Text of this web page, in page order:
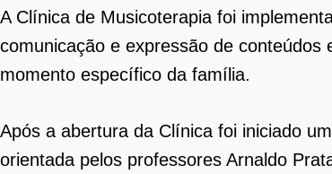
A Clínica de Musicoterapia foi
comunicação e expressão de
momento específico da família.
Após a abertura da Clínica foi iniciado
orientada pelos professores Arnaldo